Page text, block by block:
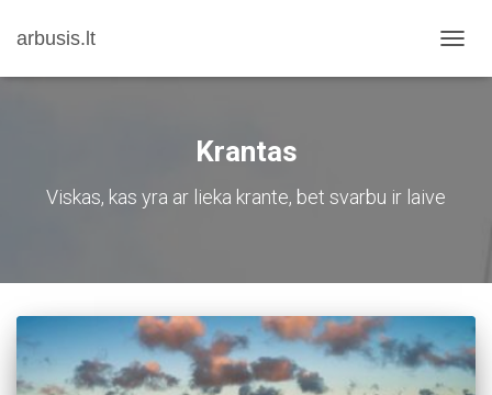
arbusis.lt
Krantas
Viskas, kas yra ar lieka krante, bet svarbu ir laive